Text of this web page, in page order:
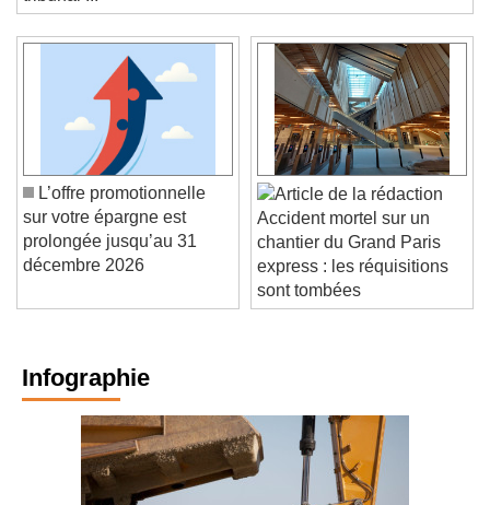
tribunal ...
L’offre promotionnelle
sur votre épargne est
prolongée jusqu’au 31
Accident mortel sur un
chantier du Grand Paris
express : les réquisitions
sont tombées
Infographie